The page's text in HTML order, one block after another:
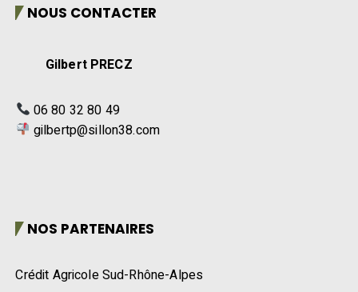
NOUS CONTACTER
Gilbert PRECZ
06 80 32 80 49
gilbertp@sillon38.com
NOS PARTENAIRES
Crédit Agricole Sud-Rhône-Alpes